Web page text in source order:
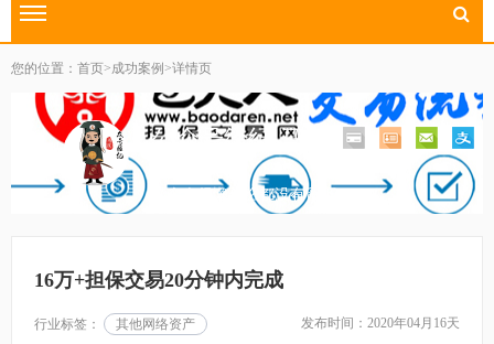
切换导航
您的位置：首页>成功案例>详情页
公众号经纪-马汉
这个人很懒什么都没有留下
16万+担保交易20分钟内完成
行业标签： 其他网络资产 发布时间：2020年04月16天